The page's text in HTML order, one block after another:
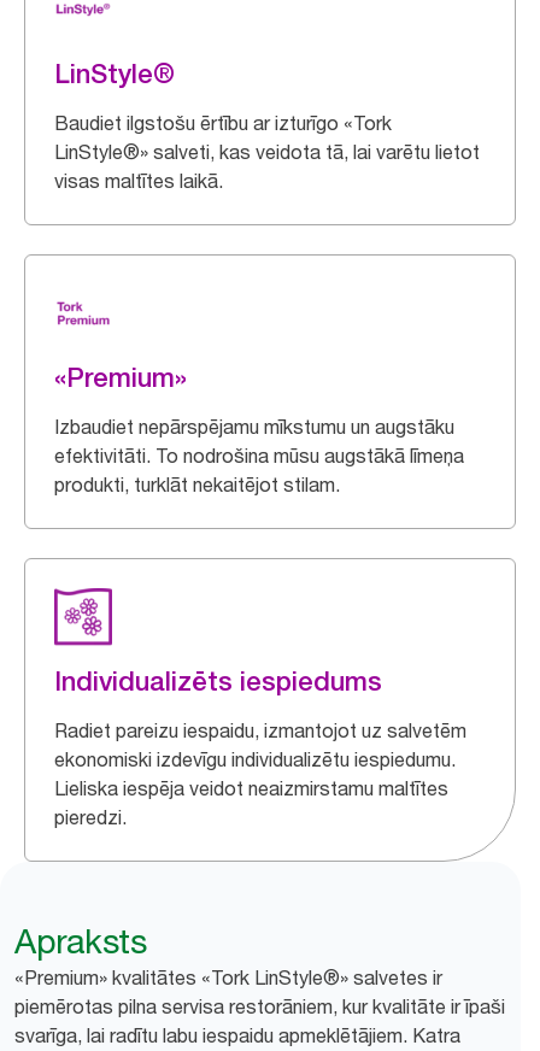
LinStyle®
Baudiet ilgstošu ērtību ar izturīgo «Tork
LinStyle®» salveti, kas veidota tā, lai varētu lietot
visas maltītes laikā.
«Premium»
Izbaudiet nepārspējamu mīkstumu un augstāku
efektivitāti. To nodrošina mūsu augstākā līmeņa
produkti, turklāt nekaitējot stilam.
Individualizēts iespiedums
Radiet pareizu iespaidu, izmantojot uz salvetēm
ekonomiski izdevīgu individualizētu iespiedumu.
Lieliska iespēja veidot neaizmirstamu maltītes
pieredzi.
Apraksts
«Premium» kvalitātes «Tork LinStyle®» salvetes ir
piemērotas pilna servisa restorāniem, kur kvalitāte ir īpaši
svarīga, lai radītu labu iespaidu apmeklētājiem. Katra